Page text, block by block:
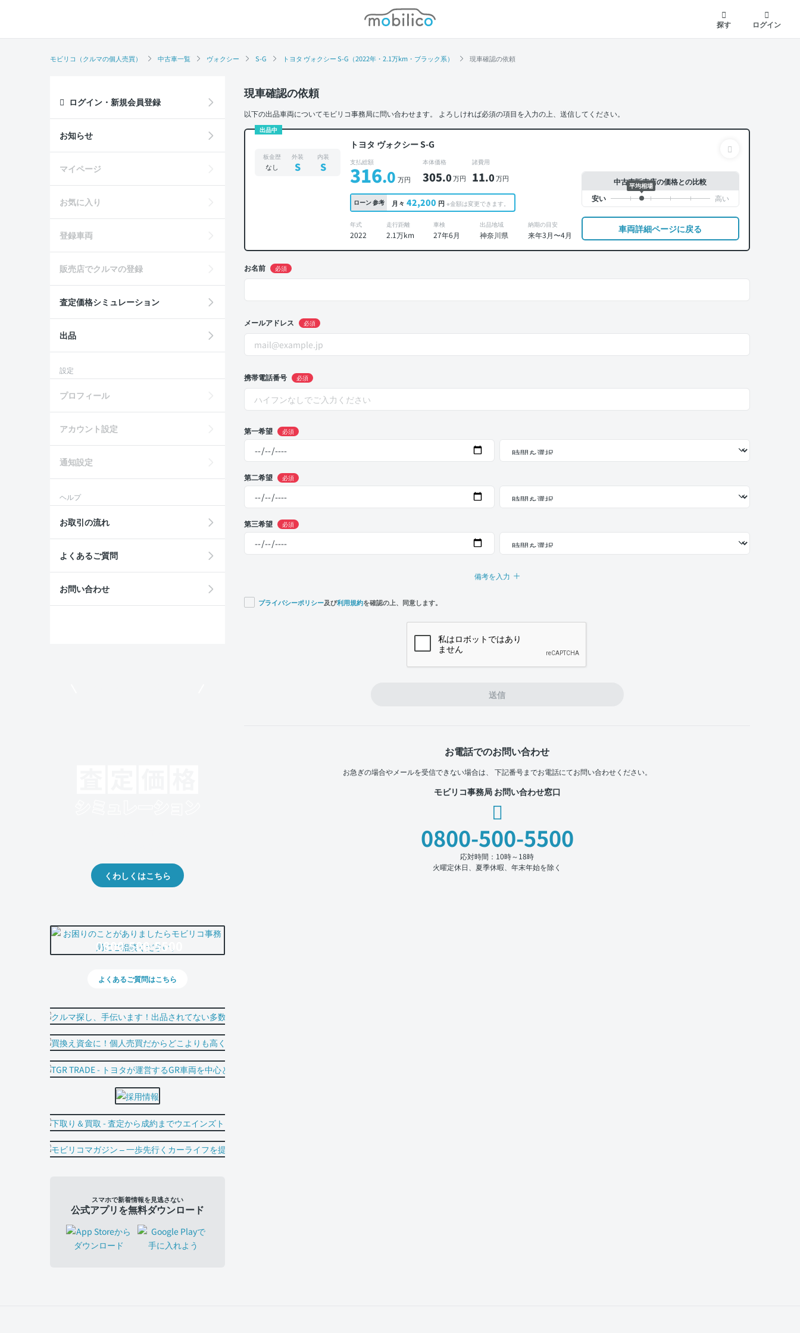
モビリコ
探す
ログイン
モビリコ（クルマの個人売買） 中古車一覧 ヴォクシー S-G トヨタ ヴォクシー S-G（2022年・2.1万km・ブラック系） 現車確認の依頼
現車確認の依頼
以下の出品車両についてモビリコ事務局に問い合わせます。 よろしければ必須の項目を入力の上、送信してください。
出品中
トヨタ ヴォクシー S-G
板金歴
なし
外装
S
内装
S 支払総額
316.0 万円
本体価格
305.0万円
諸費用
11.0万円
ローン参考 月々 42,200 円 ※金額は変更できます。
年式
2022
走行距離
2.1万km
車検
27年6月
出品地域
神奈川県
納期の目安
来年3月〜4月
中古車販売店の価格との比較
平均相場
車両詳細ページに戻る
お名前 必須
メールアドレス 必須
携帯電話番号 必須
第一希望 必須
第二希望 必須
第三希望 必須
備考を入力
プライバシーポリシー及び利用規約を確認の上、同意します。
送信
お電話でのお問い合わせ
お急ぎの場合やメールを受信できない場合は、 下記番号までお電話にてお問い合わせください。
モビリコ事務局 お問い合わせ窓口
0800-500-5500
応対時間：10時～18時
火曜定休日、夏季休暇、年末年始を除く
ログイン・新規会員登録
お知らせ
マイページ
お気に入り
登録車両
販売店でクルマの登録
査定価格シミュレーション
出品
設定
プロフィール
アカウント設定
通知設定
ヘルプ
お取引の流れ
よくあるご質問
お問い合わせ
くわしくはこちら
0800-500-5500
よくあるご質問はこちら
スマホで新着情報を見逃さない
公式アプリを無料ダウンロード